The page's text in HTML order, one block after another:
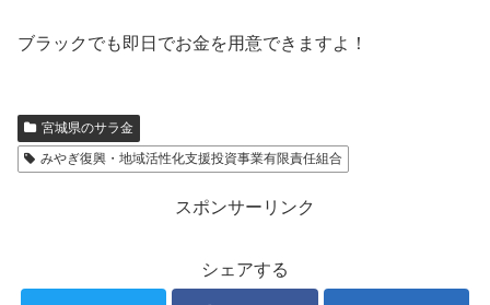
ブラックでも即日でお金を用意できますよ！
宮城県のサラ金
みやぎ復興・地域活性化支援投資事業有限責任組合
スポンサーリンク
シェアする